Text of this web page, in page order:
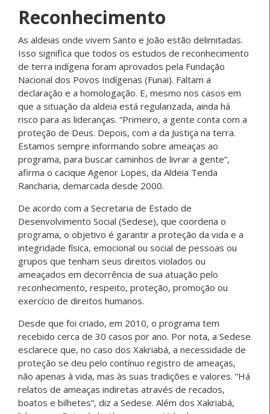
Reconhecimento
As aldeias onde vivem Santo e João estão delimitadas.
Isso significa que todos os estudos de reconhecimento
de terra indígena foram aprovados pela Fundação
Nacional dos Povos Indígenas (Funai). Faltam a
declaração e a homologação. E, mesmo nos casos em
que a situação da aldeia está regularizada, ainda há
risco para as lideranças. “Primeiro, a gente conta com a
proteção de Deus. Depois, com a da Justiça na terra.
Estamos sempre informando sobre ameaças ao
programa, para buscar caminhos de livrar a gente”,
afirma o cacique Agenor Lopes, da Aldeia Tenda
Rancharia, demarcada desde 2000.
De acordo com a Secretaria de Estado de
Desenvolvimento Social (Sedese), que coordena o
programa, o objetivo é garantir a proteção da vida e a
integridade física, emocional ou social de pessoas ou
grupos que tenham seus direitos violados ou
ameaçados em decorrência de sua atuação pelo
reconhecimento, respeito, proteção, promoção ou
exercício de direitos humanos.
Desde que foi criado, em 2010, o programa tem
recebido cerca de 30 casos por ano. Por nota, a Sedese
esclarece que, no caso dos Xakriabá, a necessidade de
proteção se deu pelo contínuo registro de ameaças,
não apenas à vida, mas às suas tradições e valores. “Há
relatos de ameaças indiretas através de recados,
boatos e bilhetes”, diz a Sedese. Além dos Xakriabá,